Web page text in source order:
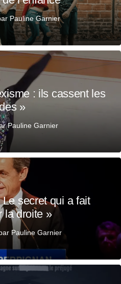
Pauline Garnier
: ils cassent les
»
Pauline Garnier
secret qui a fait
la droite »
Pauline Garnier